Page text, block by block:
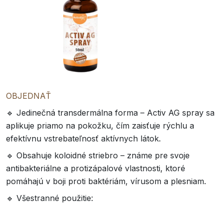
OBJEDNAŤ
🔹 Jedinečná transdermálna forma – Activ AG spray sa
aplikuje priamo na pokožku, čím zaisťuje rýchlu a
efektívnu vstrebateľnosť aktívnych látok.
🔹 Obsahuje koloidné striebro – známe pre svoje
antibakteriálne a protizápalové vlastnosti, ktoré
pomáhajú v boji proti baktériám, vírusom a plesniam.
🔹 Všestranné použitie: